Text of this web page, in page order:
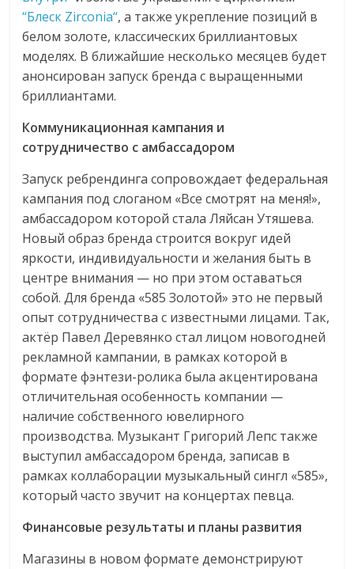
“Блеск Zirconia“, а также укрепление позиций в
белом золоте, классических бриллиантовых
моделях. В ближайшие несколько месяцев будет
анонсирован запуск бренда с выращенными
бриллиантами.
Коммуникационная кампания и
сотрудничество с амбассадором
Запуск ребрендинга сопровождает федеральная
кампания под слоганом «Все смотрят на меня!»,
амбассадором которой стала Ляйсан Утяшева.
Новый образ бренда строится вокруг идей
яркости, индивидуальности и желания быть в
центре внимания — но при этом оставаться
собой. Для бренда «585 Золотой» это не первый
опыт сотрудничества с известными лицами. Так,
актёр Павел Деревянко стал лицом новогодней
рекламной кампании, в рамках которой в
формате фэнтези-ролика была акцентирована
отличительная особенность компании —
наличие собственного ювелирного
производства. Музыкант Григорий Лепс также
выступил амбассадором бренда, записав в
рамках коллаборации музыкальный сингл «585»,
который часто звучит на концертах певца.
Финансовые результаты и планы развития
Магазины в новом формате демонстрируют